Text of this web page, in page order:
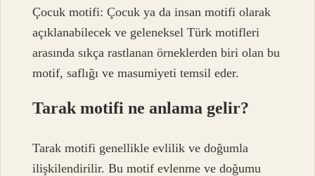
Çocuk motifi: Çocuk ya da insan motifi olarak
açıklanabilecek ve geleneksel Türk motifleri
arasında sıkça rastlanan örneklerden biri olan bu
motif, saflığı ve masumiyeti temsil eder.
Tarak motifi ne anlama gelir?
Tarak motifi genellikle evlilik ve doğumla
ilişkilendirilir. Bu motif evlenme ve doğumu